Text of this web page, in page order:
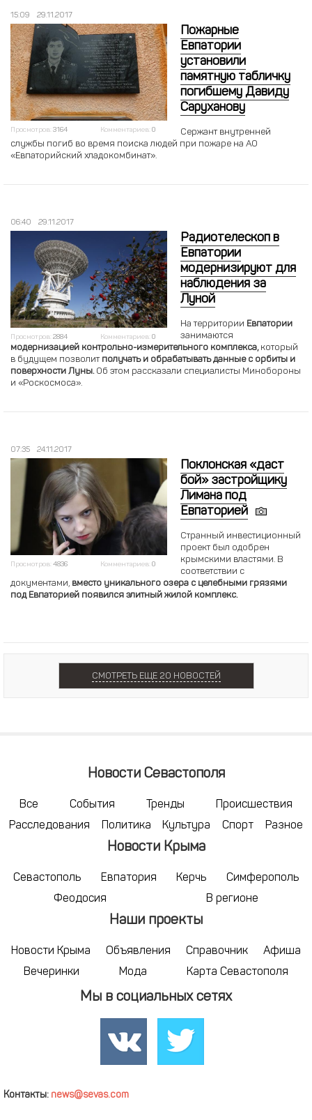
15:09 29.11.2017
Просмотров: 3164 Комментариев: 0
Пожарные
Евпатории
установили
памятную табличку
погибшему Давиду
Саруханову
Сержант внутренней
службы погиб во время поиска людей при пожаре на АО
«Евпаторийский хладокомбинат».
06:40 29.11.2017
Просмотров: 2884 Комментариев: 0
Радиотелескоп в
Евпатории
модернизируют для
наблюдения за
Луной
На территории Евпатории
занимаются
модернизацией контрольно-измерительного комплекса,который
в будущем позволит получать и обрабатывать данные с орбиты и
поверхности Луны.Об этом рассказали специалисты Минобороны
и «Роскосмоса».
07:35 24.11.2017
Просмотров: 4836 Комментариев: 0
Поклонская «даст
бой» застройщику
Лимана под
Евпаторией
Странный инвестиционный
проект был одобрен
крымскими властями. В
соответствии с
документами, вместо уникального озера с целебными грязями
под Евпаторией появился элитный жилой комплекс.
СМОТРЕТЬ ЕЩЕ 20 НОВОСТЕЙ
Новости Севастополя
Все События Тренды
Происшествия
Расследования
Политика Культура Спорт Разное
Новости Крыма
Севастополь Евпатория Керчь
Симферополь
Феодосия
В регионе
Наши проекты
Новости Крыма Объявления Справочник
Афиша
Вечеринки
Мода Карта Севастополя
Мы в социальных сетях
Контакты: news@sevas.com